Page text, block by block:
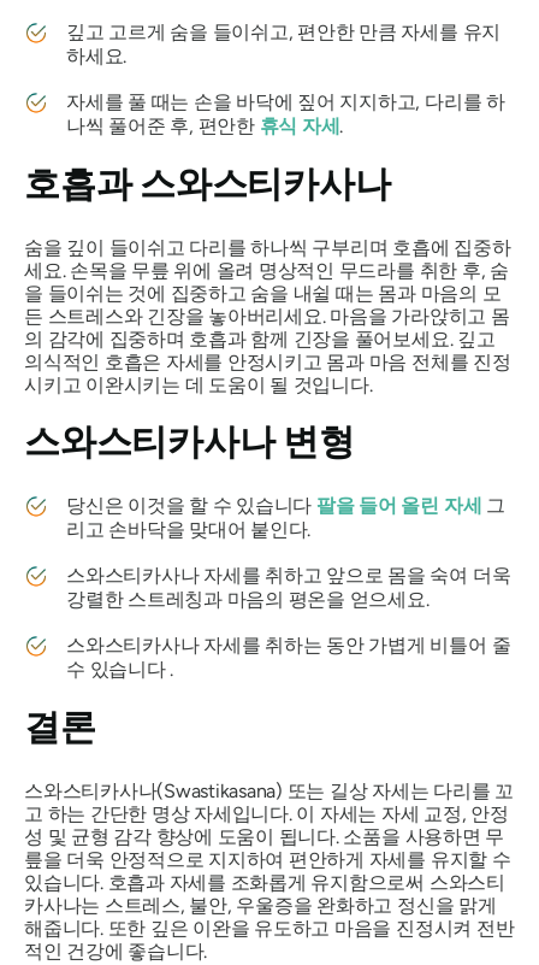
깊고 고르게 숨을 들이쉬고, 편안한 만큼 자세를 유지
하세요.
자세를 풀 때는 손을 바닥에 짚어 지지하고, 다리를 하
나씩 풀어준 후, 편안한 휴식 자세.
호흡과스와스티카사나
숨을 깊이 들이쉬고 다리를 하나씩 구부리며 호흡에 집중하
세요. 손목을 무릎 위에 올려 명상적인 무드라를 취한 후, 숨
을 들이쉬는 것에 집중하고 숨을 내쉴 때는 몸과 마음의 모
든 스트레스와 긴장을 놓아버리세요. 마음을 가라앉히고 몸
의 감각에 집중하며 호흡과 함께 긴장을 풀어보세요. 깊고
의식적인 호흡은 자세를 안정시키고 몸과 마음 전체를 진정
시키고 이완시키는 데 도움이 될 것입니다.
스와스티카사나변형
당신은 이것을 할 수 있습니다 팔을 들어 올린 자세 그
리고 손바닥을 맞대어 붙인다.
스와스티카사나 자세를 취하고 앞으로 몸을 숙여 더욱
강렬한 스트레칭과 마음의 평온을 얻으세요.
스와스티카사나자세를 취하는 동안 가볍게 비틀어 줄
수 있습니다 .
결론
스와스티카사나(Swastikasana) 또는 길상 자세는 다리를 꼬
고 하는 간단한 명상 자세입니다. 이 자세는 자세 교정, 안정
성 및 균형 감각 향상에 도움이 됩니다. 소품을 사용하면 무
릎을 더욱 안정적으로 지지하여 편안하게 자세를 유지할 수
있습니다. 호흡과 자세를 조화롭게 유지함으로써 스와스티
카사나는 스트레스, 불안, 우울증을 완화하고 정신을 맑게
해줍니다. 또한 깊은 이완을 유도하고 마음을 진정시켜 전반
적인 건강에 좋습니다.